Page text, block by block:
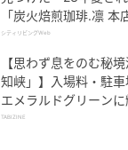
「炭火焙煎珈琲.凛 本
っと通いたくなる場所
シティリビングWeb
【思わず息をのむ秘
知峡」】入場料・駐車
エメラルドグリーンに
はまるで絵画のよう
TABIZINE